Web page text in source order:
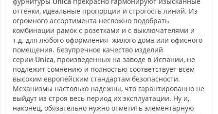
оттенки, идеальные пропорции и строгость линий. Из
огромного ассортимента несложно подобрать
комбинации рамок с розетками и с выключателями и
т.д. для любого оформления жилого дома или офисного
помещения. Безупречное качество изделий
серии Unica, произведенных на заводе в Испании, не
подлежит сомнению и полностью соответствует всем
высоким европейским стандартам безопасности.
Механизмы настолько надежны, что гарантированно не
выйдут из строя весь период их эксплуатации. Ну и,
наконец, обязательно нужно отметить элементарную